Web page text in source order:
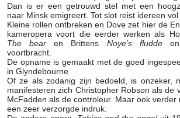
Dan is er een getrouwd stel met een
naar Minsk emigreert. Tot slot reist idereen vol
Kleine rollen ontbreken en Dove zet hier de
kameropera voort die eerder werken als
The bear en Brittens Noye’s fluddeen
voortbracht.
De opname is gemaakt met de goed
in Glyndebourne
Of ze als zodanig zijn bedoeld, is onzeker,
manifesteren zich Christopher Robson als de
McFadden als de controleur. Maar ook verder
een zeer verzorgde indruk.